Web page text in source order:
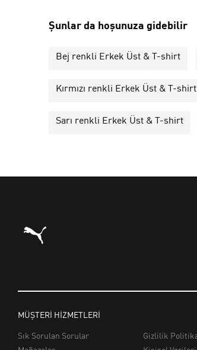
Şunlar da hoşunuza gidebilir
Bej renkli Erkek Üst & T-shirt
Kırmızı renkli Erkek Üst & T-shirt
Sarı renkli Erkek Üst & T-shirt